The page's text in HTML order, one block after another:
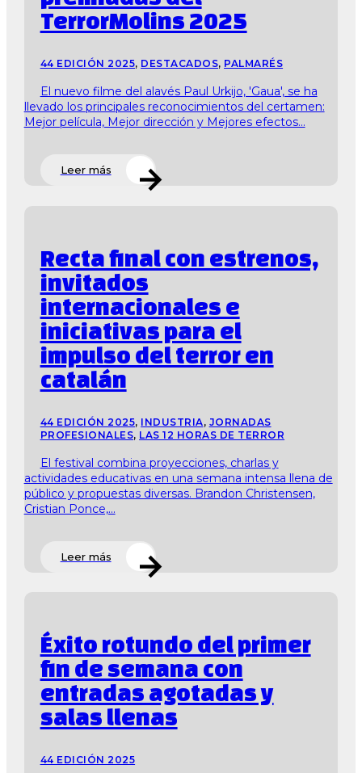
TerrorMolins 2025
44 EDICIÓN 2025, DESTACADOS, PALMARÉS
El nuevo filme del alavés Paul Urkijo, 'Gaua', se ha
llevado los principales reconocimientos del certamen:
Mejor película, Mejor dirección y Mejores efectos...
Leer más
Recta final con estrenos,
invitados
internacionales e
iniciativas para el
impulso del terror en
catalán
44 EDICIÓN 2025, INDUSTRIA, JORNADAS
PROFESIONALES, LAS 12 HORAS DE TERROR
El festival combina proyecciones, charlas y
actividades educativas en una semana intensa llena de
público y propuestas diversas. Brandon Christensen,
Cristian Ponce,...
Leer más
Éxito rotundo del primer
fin de semana con
entradas agotadas y
salas llenas
44 EDICIÓN 2025